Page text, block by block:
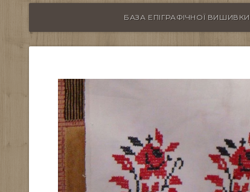
БАЗА ЕПІГРАФІЧНОЇ ВИШИВКИ